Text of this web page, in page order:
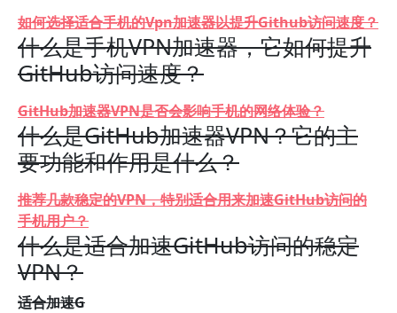
如何选择适合手机的Vpn加速器以提升Github访问速度？
什么是手机VPN加速器，它如何提升
GitHub访问速度？
GitHub加速器VPN是否会影响手机的网络体验？
什么是GitHub加速器VPN？它的主
要功能和作用是什么？
推荐几款稳定的VPN，特别适合用来加速GitHub访问的
手机用户？
什么是适合加速GitHub访问的稳定
VPN？
适合加速G